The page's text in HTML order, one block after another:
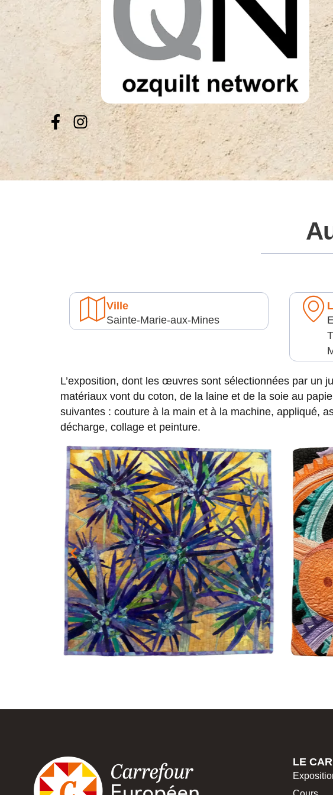
Ville
Sainte-Marie-aux-Mines
L’exposition, dont les œuvres sont sélectionnées par un
matériaux vont du coton, de la laine et de la soie au
suivantes : couture à la main et à la machine, appliqué,
décharge, collage et peinture.
LE